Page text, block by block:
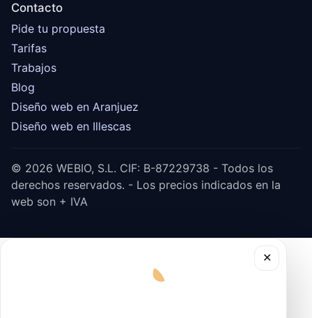
Contacto
Pide tu propuesta
Tarifas
Trabajos
Blog
Diseño web en Aranjuez
Diseño web en Illescas
© 2026 WEBIO, S.L. CIF: B-87229738 - Todos los
derechos reservados. - Los precios indicados en la
web son + IVA
✕